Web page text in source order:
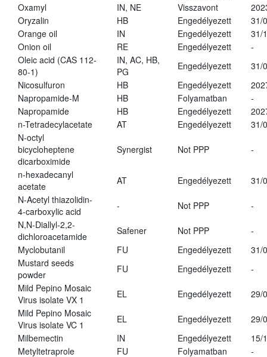
Oxamyl
IN, NE Visszavont
Oryzalin
HB Engedélyezett
31/
Orange oil
IN Engedélyezett
31/
Onion oil
RE Engedélyezett
-
Oleic acid (CAS 112-
80-1)
IN, AC, HB,
PG
Engedélyezett
31/
Nicosulfuron
HB Engedélyezett
Napropamide-M
HB Folyamatban
-
Napropamide
HB Engedélyezett
n-Tetradecylacetate
AT Engedélyezett
31/
N-octyl
bicycloheptene
dicarboximide
Synergist Not PPP -
n-hexadecanyl
acetate
AT Engedélyezett
31/
N-Acetyl thiazolidin-
4-carboxylic acid
- Not PPP
-
N,N-Diallyl-2,2-
dichloroacetamide
Safener Not PPP
-
Myclobutanil
FU Engedélyezett
31/
Mustard seeds
powder
FU Engedélyezett
-
Mild Pepino Mosaic
Virus isolate VX 1
EL Engedélyezett
29/
Mild Pepino Mosaic
Virus isolate VC 1
EL Engedélyezett
29/
Milbemectin
IN Engedélyezett
15/
Metyltetraprole
FU Folyamatban
-